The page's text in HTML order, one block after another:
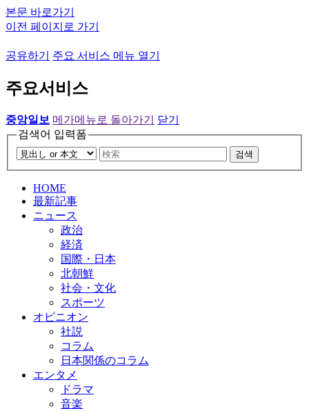
본문 바로가기
이전 페이지로 가기
공유하기 주요 서비스 메뉴 열기
주요서비스
중앙일보 메가메뉴로 돌아가기
닫기
검색어 입력폼
검색
HOME
最新記事
ニュース
政治
経済
国際・日本
北朝鮮
社会・文化
スポーツ
オピニオン
社説
コラム
日本関係のコラム
エンタメ
ドラマ
音楽